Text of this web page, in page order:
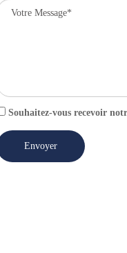
Souhaitez-vous recevoir
Envoyer